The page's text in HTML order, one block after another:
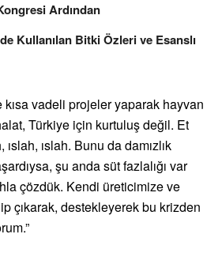
Ardından
Kullanılan Bitki Özleri ve Esanslı
kısa vadeli projeler yaparak hayvan
Türkiye için kurtuluş değil. Et
ıslah, ıslah. Bunu da damızlık
şu anda süt fazlalığı var
çözdük. Kendi üreticimize ve
çıkarak, destekleyerek bu krizden